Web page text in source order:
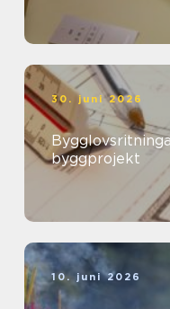
30. juni 2026
byggprojekt
10. juni 2026